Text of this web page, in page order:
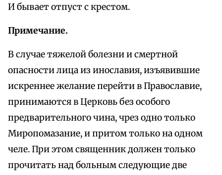
И бывает отпуст с крестом.
Примечание.
В случае тяжелой болезни и смертной
опасности лица из инославия, изъявившие
искреннее желание перейти в Православие,
принимаются в Церковь без особого
предварительного чина, чрез одно только
Миропомазание, и притом только на одном
челе. При этом священник должен только
прочитать над больным следующие две